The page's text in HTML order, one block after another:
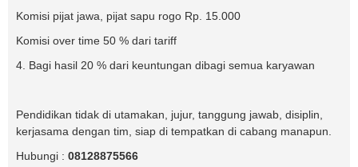
Komisi pijat jawa, pijat sapu rogo Rp. 15.000
Komisi over time 50 % dari tariff
4. Bagi hasil 20 % dari keuntungan dibagi semua karyawan
Pendidikan tidak di utamakan, jujur, tanggung jawab, disiplin,
kerjasama dengan tim, siap di tempatkan di cabang manapun.
Hubungi : 08128875566